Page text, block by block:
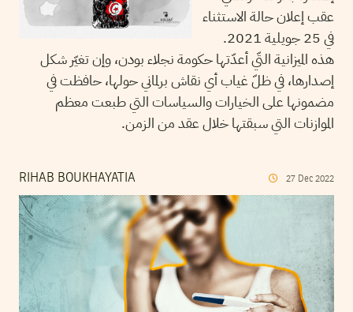
عقب إعلان حالة الاستثناء
في 25 جويلية 2021.
هذه الميزانية التّي أعدّتها حكومة نجلاء بودن، وإن تغيّر شكل
إصدارها، في ظلّ غياب أي نقاش برلماني حولها، حافظت في
مضمونها على الخيارات والسياسات التي طبعت معظم
الموازنات التي سبقتها خلال عقد من الزمن.
RIHAB BOUKHAYATIA 27 Dec 2022